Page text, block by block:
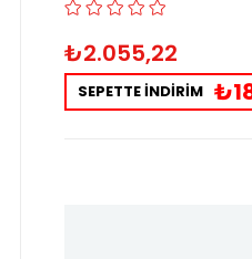
₺2.055,22
SEPETTE İNDİRİM